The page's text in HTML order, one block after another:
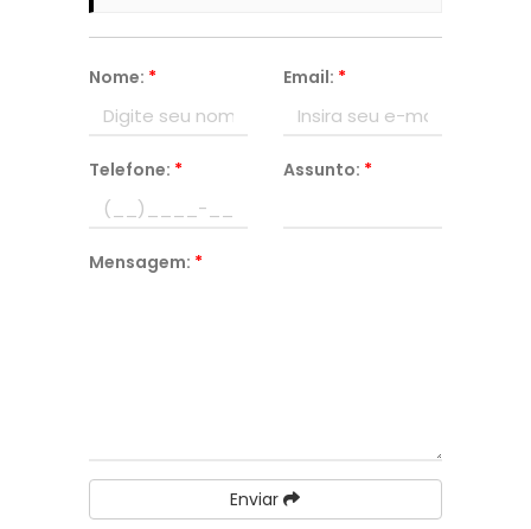
Nome: * Email: *
Telefone: * Assunto: *
Mensagem: *
Enviar